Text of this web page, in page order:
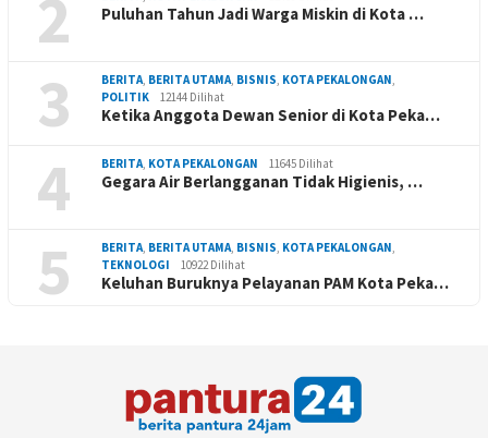
2 Puluhan Tahun Jadi Warga Miskin di Kota …
3 BERITA, BERITA UTAMA, BISNIS, KOTA PEKALONGAN,
POLITIK
12144 Dilihat
Ketika Anggota Dewan Senior di Kota Peka…
4 BERITA, KOTA PEKALONGAN 11645 Dilihat
Gegara Air Berlangganan Tidak Higienis, …
5 BERITA, BERITA UTAMA, BISNIS, KOTA PEKALONGAN,
TEKNOLOGI
10922 Dilihat
Keluhan Buruknya Pelayanan PAM Kota Peka…